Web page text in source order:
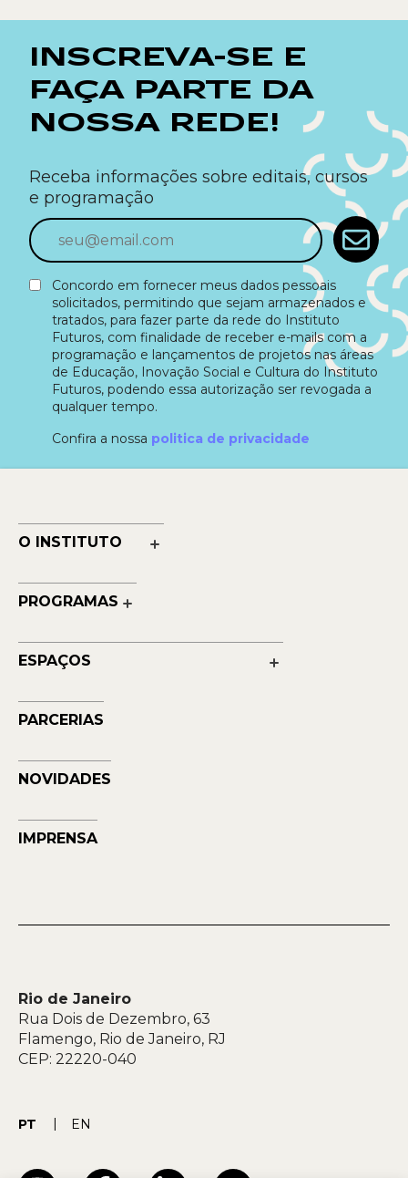
INSCREVA-SE E
FAÇA PARTE DA
NOSSA REDE!
Receba informações sobre editais, cursos
e programação
Concordo em fornecer meus dados pessoais
solicitados, permitindo que sejam armazenados e
tratados, para fazer parte da rede do Instituto
Futuros, com finalidade de receber e-mails com a
programação e lançamentos de projetos nas áreas
de Educação, Inovação Social e Cultura do Instituto
Futuros, podendo essa autorização ser revogada a
qualquer tempo.
Confira a nossa politica de privacidade
O INSTITUTO
Nossos Números
Quem Faz
Contato
PROGRAMAS
Educação
ESPAÇOS
Musehum
NAVE
PARCERIAS
NOVIDADES
IMPRENSA
Rio de Janeiro
Rua Dois de Dezembro, 63
Flamengo, Rio de Janeiro, RJ
CEP: 22220-040
PT EN